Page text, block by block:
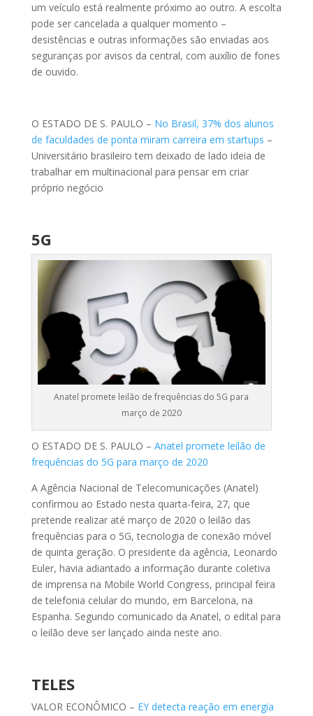
um veículo está realmente próximo ao outro. A escolta
pode ser cancelada a qualquer momento –
desistências e outras informações são enviadas aos
seguranças por avisos da central, com auxílio de fones
de ouvido.
O ESTADO DE S. PAULO – No Brasil, 37% dos alunos
de faculdades de ponta miram carreira em startups –
Universitário brasileiro tem deixado de lado ideia de
trabalhar em multinacional para pensar em criar
próprio negócio
5G
Anatel promete leilão de frequências do 5G para
março de 2020
O ESTADO DE S. PAULO – Anatel promete leilão de
frequências do 5G para março de 2020
A Agência Nacional de Telecomunicações (Anatel)
confirmou ao Estado nesta quarta-feira, 27, que
pretende realizar até março de 2020 o leilão das
frequências para o 5G, tecnologia de conexão móvel
de quinta geração. O presidente da agência, Leonardo
Euler, havia adiantado a informação durante coletiva
de imprensa na Mobile World Congress, principal feira
de telefonia celular do mundo, em Barcelona, na
Espanha. Segundo comunicado da Anatel, o edital para
o leilão deve ser lançado ainda neste ano.
TELES
VALOR ECONÔMICO – EY detecta reação em energia